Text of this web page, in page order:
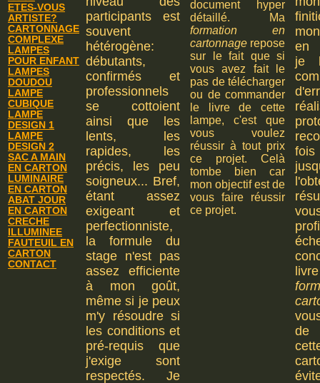
ETES-VOUS
ARTISTE?
CARTONNAGE
COMPLEXE
LAMPES
POUR ENFANT
LAMPES
DOUDOU
LAMPE
CUBIQUE
LAMPE
DESIGN 1
LAMPE
DESIGN 2
SAC A MAIN
EN CARTON
LUMINAIRE
EN CARTON
ABAT JOUR
EN CARTON
CRECHE
ILLUMINEE
FAUTEUIL EN
CARTON
CONTACT
participants est
souvent
hétérogène:
débutants,
confirmés et
professionnels
se cottoient
ainsi que les
lents, les
rapides, les
précis, les peu
soigneux... Bref,
étant assez
exigeant et
perfectionniste,
la formule du
stage n'est pas
assez efficiente
à mon goût,
même si je peux
m'y résoudre si
les conditions et
pré-requis que
j'exige sont
respectés. Je
document hyper
détaillé. Ma
formation en
cartonnage repose
sur le fait que si
vous avez fait le
pas de télécharger
ou de commander
le livre de cette
lampe, c'est que
vous voulez
réussir à tout prix
ce projet. Celà
tombe bien car
mon objectif est de
vous faire réussir
ce projet.
en
je
fois
de